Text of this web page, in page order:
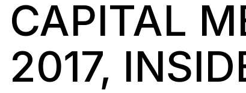
CAPITAL
2017,